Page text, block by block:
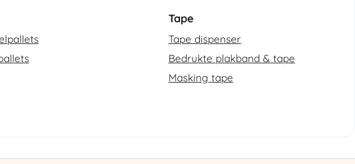
Tape
Tape dispenser
Bedrukte plakband & tape
Masking tape